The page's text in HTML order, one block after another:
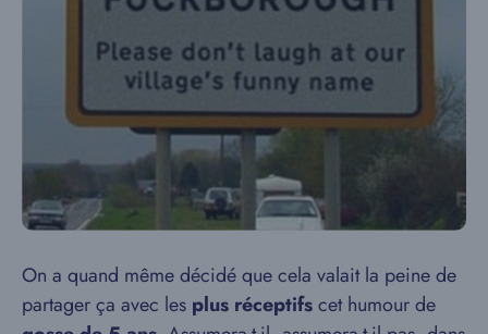
On a quand même décidé que cela valait la peine de
partager ça avec les plus réceptifscet humour de